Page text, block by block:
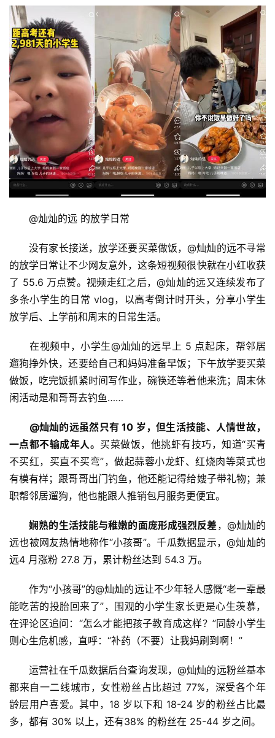
@灿灿的远 的放学日常
没有家长接送，放学还要买菜做饭，@灿灿的远不寻常
的放学日常让不少网友意外，这条短视频很快就在小红收获
了 55.6 万点赞。视频走红之后，@灿灿的远又连续发布了
多条小学生的日常 vlog，以高考倒计时开头，分享小学生
放学后、上学前和周末的日常生活。
在视频中，小学生@灿灿的远早上 5 点起床，帮邻居
遛狗挣外快，还要给自己和妈妈准备早饭；下午放学要买菜
做饭，吃完饭抓紧时间写作业，碗筷还等着他来洗；周末休
闲活动是和哥哥去钓鱼……
@灿灿的远虽然只有 10 岁，但生活技能、人情世故，
一点都不输成年人。 买菜做饭，他挑虾有技巧，知道“买青
不买红，买直不买弯”，做起蒜蓉小龙虾、红烧肉等菜式也
有模有样；跟哥哥出门钓鱼，他还能记得给嫂子带礼物；兼
职帮邻居遛狗，他也能跟人推销包月服务更便宜。
娴熟的生活技能与稚嫩的面庞形成强烈反差，@灿灿的
远也被网友热情地称作“小孩哥”。千瓜数据显示，@灿灿的
远4 月涨粉 27.8 万，累计粉丝达到 54.3 万。
作为“小孩哥”的@灿灿的远让不少年轻人感慨“老一辈最
能吃苦的投胎回来了”，围观的小学生家长更是心生羡慕，
在评论区追问：“怎么才能把孩子教育成这样？”同龄小学生
则心生危机感，直呼：“补药（不要）让我妈刷到啊！”
运营社在千瓜数据后台查询发现，@灿灿的远粉丝基本
都来自一二线城市，女性粉丝占比超过 77%，深受各个年
龄层用户喜爱。其中，18 岁以下和 18-24 岁的粉丝占比最
多，都有 30% 以上，还有38% 的粉丝在 25-44 岁之间。